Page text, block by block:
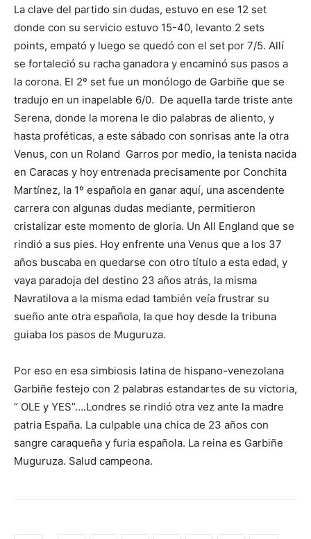
La clave del partido sin dudas, estuvo en ese 12 set
donde con su servicio estuvo 15-40, levanto 2 sets
points, empató y luego se quedó con el set por 7/5. Allí
se fortaleció su racha ganadora y encaminó sus pasos a
la corona. El 2º set fue un monólogo de Garbiñe que se
tradujo en un inapelable 6/0. De aquella tarde triste ante
Serena, donde la morena le dio palabras de aliento, y
hasta proféticas, a este sábado con sonrisas ante la otra
Venus, con un Roland Garros por medio, la tenista nacida
en Caracas y hoy entrenada precisamente por Conchita
Martínez, la 1º española en ganar aquí, una ascendente
carrera con algunas dudas mediante, permitieron
cristalizar este momento de gloria. Un All England que se
rindió a sus pies. Hoy enfrente una Venus que a los 37
años buscaba en quedarse con otro título a esta edad, y
vaya paradoja del destino 23 años atrás, la misma
Navratilova a la misma edad también veía frustrar su
sueño ante otra española, la que hoy desde la tribuna
guiaba los pasos de Muguruza.
Por eso en esa simbiosis latina de hispano-venezolana
Garbiñe festejo con 2 palabras estandartes de su victoria,
“ OLE y YES”….Londres se rindió otra vez ante la madre
patria España. La culpable una chica de 23 años con
sangre caraqueña y furia española. La reina es Garbiñe
Muguruza. Salud campeona.